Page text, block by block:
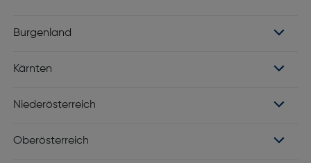
Burgenland
Kärnten
Niederösterreich
Oberösterreich